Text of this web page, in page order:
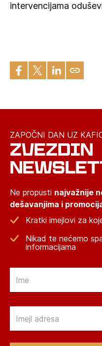
intervencijama
ZAPOČNI DAN UZ
ZVEZDIN
Ne propusti najvažnije
dešavanjima i
Kratki imejlovi za
Nikad te nećemo
informacijama